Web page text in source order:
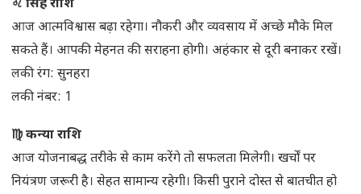
♌ सिंह राशि
आज आत्मविश्वास बढ़ा रहेगा। नौकरी और व्यवसाय में अच्छे मौके मिल
सकते हैं। आपकी मेहनत की सराहना होगी। अहंकार से दूरी बनाकर रखें।
लकी रंग: सुनहरा
लकी नंबर: 1
♍ कन्या राशि
आज योजनाबद्ध तरीके से काम करेंगे तो सफलता मिलेगी। खर्चों पर
नियंत्रण जरूरी है। सेहत सामान्य रहेगी। किसी पुराने दोस्त से बातचीत हो